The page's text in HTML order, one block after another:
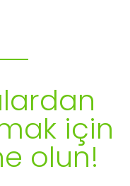
için
olun!